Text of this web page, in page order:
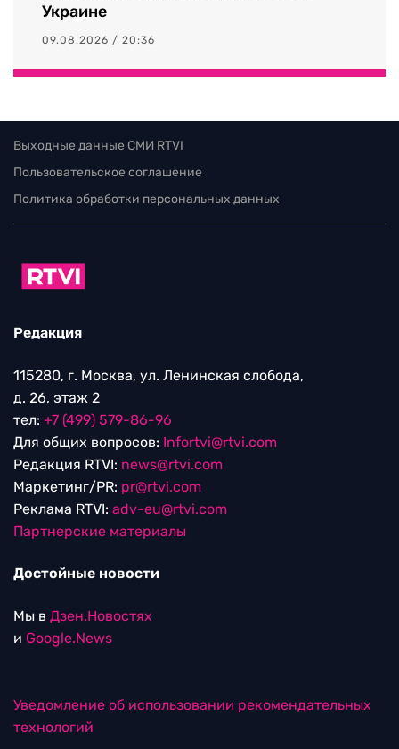
Украине
09.08.2026 / 20:36
Выходные данные СМИ RTVI
Пользовательское соглашение
Политика обработки персональных данных
Редакция
115280, г. Москва, ул. Ленинская слобода,
д. 26, этаж 2
тел: +7 (499) 579-86-96
Для общих вопросов: Infortvi@rtvi.com
Редакция RTVI: news@rtvi.com
Маркетинг/PR: pr@rtvi.com
Реклама RTVI: adv-eu@rtvi.com
Партнерские материалы
Достойные новости
Мы в Дзен.Новостях
и Google.News
Уведомление об использовании рекомендательных
технологий